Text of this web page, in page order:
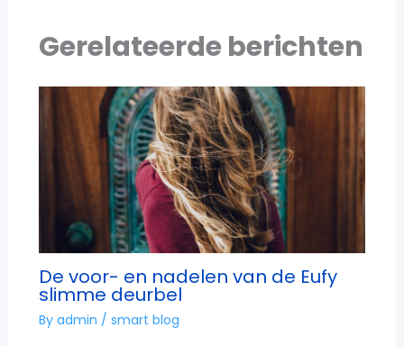
Gerelateerde berichten
De voor- en nadelen van de Eufy
slimme deurbel
By admin / smart blog